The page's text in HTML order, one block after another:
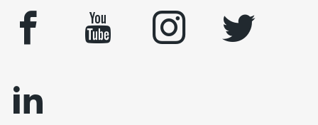
facebook youtube instagram
twitter
linkedin